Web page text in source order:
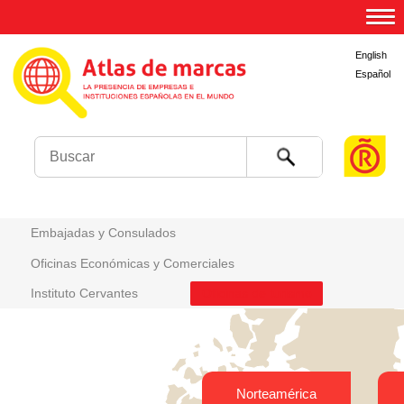
Buscar
English
Español
Embajadas y Consulados
Oficinas Económicas y Comerciales
Instituto Cervantes
Norteamérica